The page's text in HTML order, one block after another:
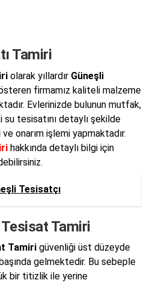
Tamiri
olarak yıllardır Güneşli
firmamız kaliteli malzeme
Evlerinizde bulunun mutfak,
tesisatını detaylı şekilde
onarım işlemi yapmaktadır.
hakkında detaylı bilgi için
Tesisatçı
Tamiri
Tamiri güvenliği üst düzeyde
gelmektedir. Bu sebeple
bir titizlik ile yerine